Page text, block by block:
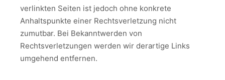
verlinkten Seiten ist jedoch ohne konkrete
Anhaltspunkte einer Rechtsverletzung nicht
zumutbar. Bei Bekanntwerden von
Rechtsverletzungen werden wir derartige Links
umgehend entfernen.